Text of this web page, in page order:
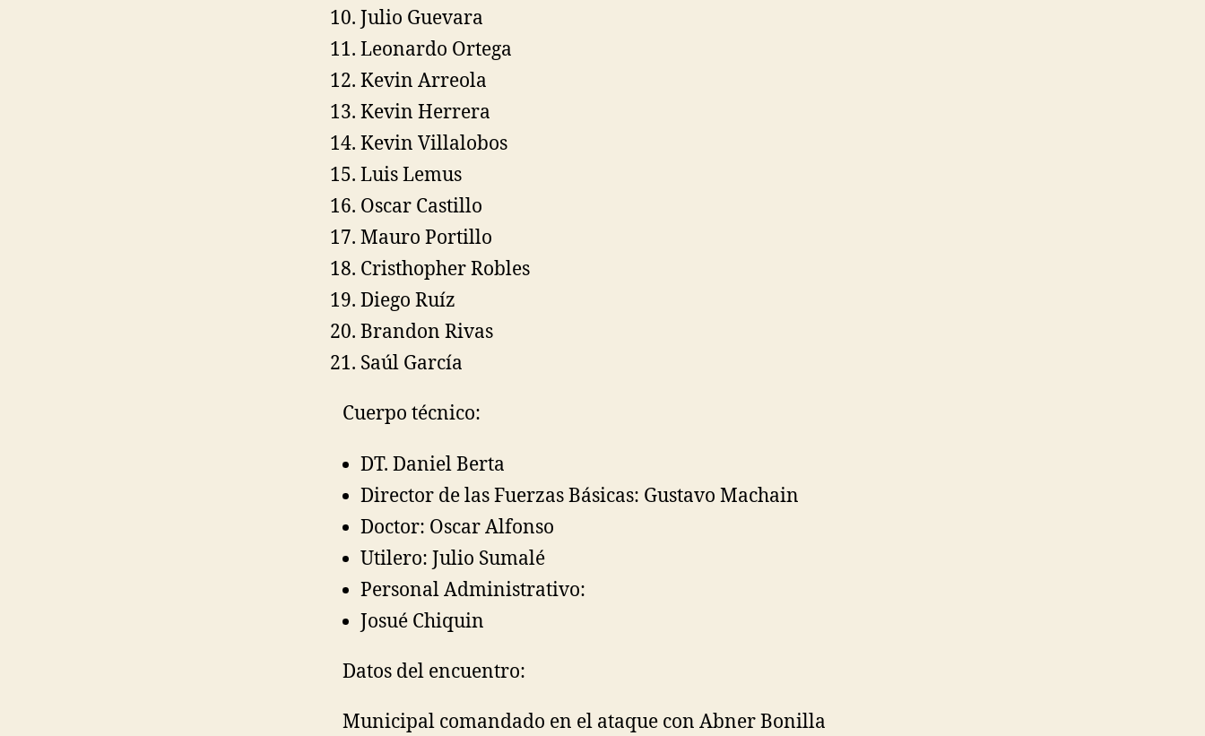
Julio Guevara
Leonardo Ortega
Kevin Arreola
Kevin Herrera
Kevin Villalobos
Luis Lemus
Oscar Castillo
Mauro Portillo
Cristhopher Robles
Diego Ruíz
Brandon Rivas
Saúl García
Cuerpo técnico:
DT. Daniel Berta
Director de las Fuerzas Básicas: Gustavo Machain
Doctor: Oscar Alfonso
Utilero: Julio Sumalé
Personal Administrativo:
Josué Chiquin
Datos del encuentro:
Municipal comandado en el ataque con Abner Bonilla